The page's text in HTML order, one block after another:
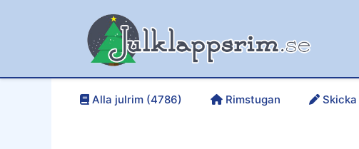
Alla julrim (4786) Rimstugan